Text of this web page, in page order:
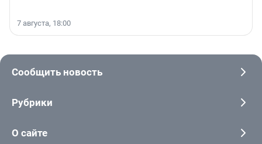
7 августа, 18:00
Сообщить новость
Рубрики
О сайте